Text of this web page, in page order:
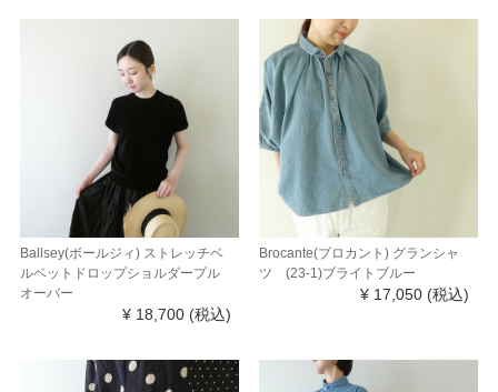
Ballsey(ボールジィ) ストレッチベ
ルベットドロップショルダープル
オーバー
¥ 18,700 (税込)
Brocante(ブロカント) グランシャ
ツ (23-1)ブライトブルー
¥ 17,050 (税込)